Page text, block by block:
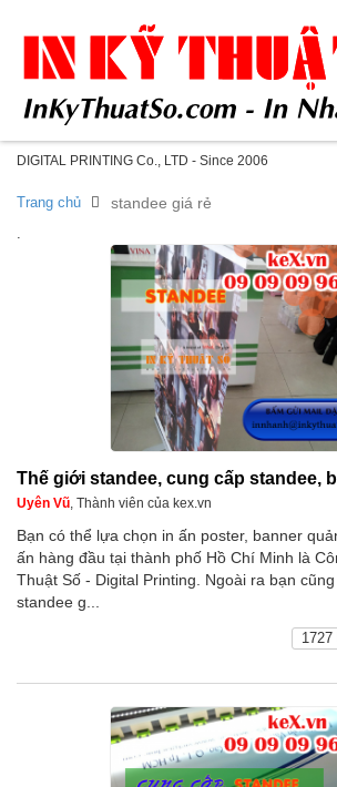
DIGITAL PRINTING Co., LTD - Since 2006
Trang chủ standee giá rẻ
.
Thế giới standee, cung cấp standee,
Uyên Vũ, Thành viên của kex.vn
Bạn có thể lựa chọn in ấn poster, banner
ấn hàng đầu tại thành phố Hồ Chí Minh là
Thuật Số - Digital Printing. Ngoài ra bạn
standee g...